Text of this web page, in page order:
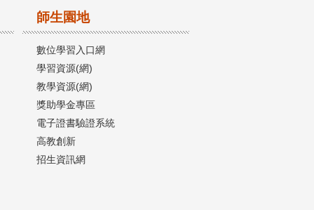
師生園地
數位學習入口網
學習資源(網)
教學資源(網)
獎助學金專區
電子證書驗證系統
高教創新
招生資訊網